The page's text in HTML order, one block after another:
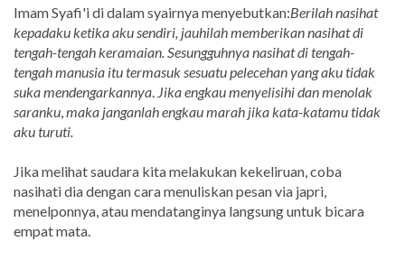
Imam Syafi'i di dalam syairnya menyebutkan:Berilah nasihat
kepadaku ketika aku sendiri, jauhilah memberikan nasihat di
tengah-tengah keramaian . Sesungguhnya nasihat di tengah-
tengah manusia itu termasuk sesuatu pelecehan yang aku tidak
suka mendengarkannya Jika engkau menyelisihi dan menolak
saranku maka janganlah engkau marah jika kata-katamu tidak
aku turuti.
Jika melihat saudara kita melakukan kekeliruan, coba
nasihati dia dengan cara menuliskan pesan via japri,
menelponnya, atau mendatanginya langsung untuk bicara
empat mata.